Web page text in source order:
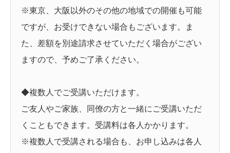
※東京、大阪以外のその他の地域での開催も可能
ですが、お受けできない場合もございます。ま
た、差額を別途請求させていただく場合がござい
ますので、予めご了承ください。
◆複数人でご受講いただけます。
ご友人やご家族、同僚の方と一緒にご受講いただ
くこともできます。受講料は各人かかります。
※複数人で受講される場合も、お申し込みは各人